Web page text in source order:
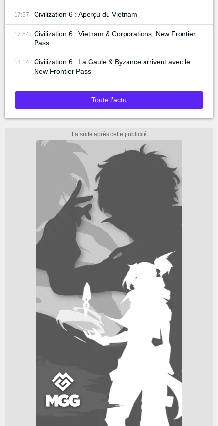
17:57 Civilization 6 : Aperçu du Vietnam
17:54
Civilization 6 : Vietnam & Corporations, New Frontier
Pass
18:14
Civilization 6 : La Gaule & Byzance arrivent avec le
New Frontier Pass
Toute l'actu